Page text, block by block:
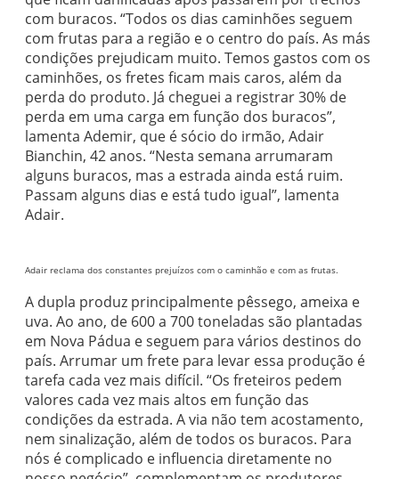
com buracos. “Todos os dias caminhões seguem
com frutas para a região e o centro do país. As más
condições prejudicam muito. Temos gastos com os
caminhões, os fretes ficam mais caros, além da
perda do produto. Já cheguei a registrar 30% de
perda em uma carga em função dos buracos”,
lamenta Ademir, que é sócio do irmão, Adair
Bianchin, 42 anos. “Nesta semana arrumaram
alguns buracos, mas a estrada ainda está ruim.
Passam alguns dias e está tudo igual”, lamenta
Adair.
Adair reclama dos constantes prejuízos com o caminhão e com as frutas.
A dupla produz principalmente pêssego, ameixa e
uva. Ao ano, de 600 a 700 toneladas são plantadas
em Nova Pádua e seguem para vários destinos do
país. Arrumar um frete para levar essa produção é
tarefa cada vez mais difícil. “Os freteiros pedem
valores cada vez mais altos em função das
condições da estrada. A via não tem acostamento,
nem sinalização, além de todos os buracos. Para
nós é complicado e influencia diretamente no